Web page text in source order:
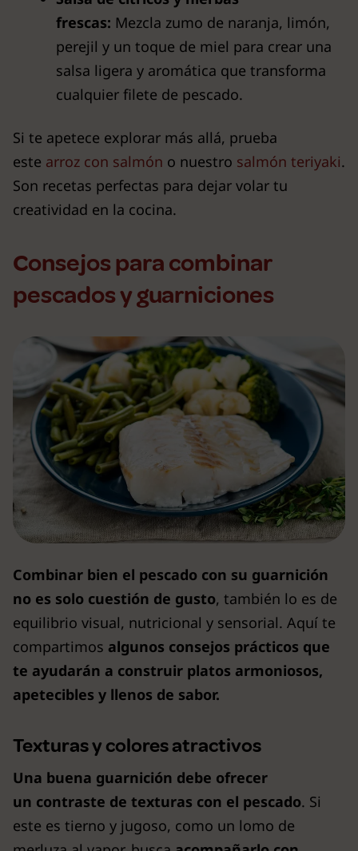
frescas: Mezcla zumo de naranja, limón,
perejil y un toque de miel para crear una
salsa ligera y aromática que transforma
cualquier filete de pescado.
Si te apetece explorar más allá, prueba
este arroz con salmón o nuestro salmón teriyaki.
Son recetas perfectas para dejar volar tu
creatividad en la cocina.
Consejos para combinar
pescados y guarniciones
Combinar bien el pescado con su guarnición
no es solo cuestión de gusto, también lo es de
equilibrio visual, nutricional y sensorial. Aquí te
compartimos algunos consejos prácticos que
te ayudarán a construir platos armoniosos,
apetecibles y llenos de sabor.
Texturas y colores atractivos
Una buena guarnición debe ofrecer
un contraste de texturas con el pescado. Si
este es tierno y jugoso, como un lomo de